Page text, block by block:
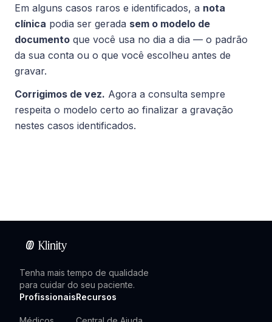
Em alguns casos raros e identificados, a nota
clínica podia ser gerada sem o modelo de
documento que você usa no dia a dia — o padrão
da sua conta ou o que você escolheu antes de
gravar.
Corrigimos de vez. Agora a consulta sempre
respeita o modelo certo ao finalizar a gravação
nestes casos identificados.
Tenha mais tempo de qualidade
para cuidar do seu paciente.
ProfissionaisRecursos